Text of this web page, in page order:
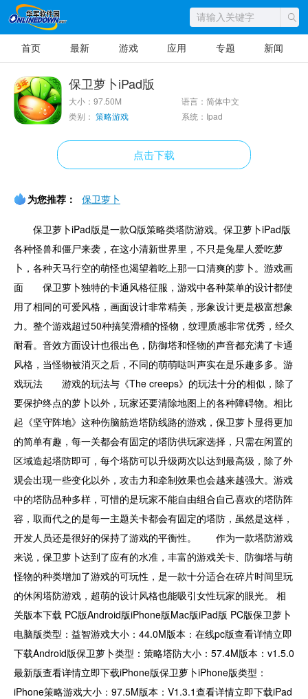
首页 最新 游戏 应用 专题 新闻
保卫萝卜iPad版
大小：97.50M
语言：简体中文
类别： 策略游戏 系统：Ipad
点击下载
为您推荐： 保卫萝卜
保卫萝卜iPad版是一款Q版策略类塔防游戏。保卫萝卜iPad版
各种怪兽和僵尸来袭，在这小清新世界里，不只是兔星人爱吃萝
卜，各种天马行空的萌怪也渴望着吃上那一口清爽的萝卜。游戏画
面 保卫萝卜独特的卡通风格征服，游戏中各种菜单的设计都使
用了相同的可爱风格，画面设计非常精美，形象设计更是极富想象
力。整个游戏超过50种搞笑滑稽的怪物，纹理质感非常优秀，经久
耐看。音效方面设计也很出色，防御塔和怪物的声音都充满了卡通
风格，当怪物被消灭之后，不同的萌萌哒叫声实在是乐趣多多。游
戏玩法 游戏的玩法与《The creeps》的玩法十分的相似，除了
要保护终点的萝卜以外，玩家还要清除地图上的各种障碍物。相比
起《坚守阵地》这种伤脑筋造塔防线路的游戏，保卫萝卜显得更加
的简单有趣，每一关都会有固定的塔防供玩家选择，只需在闲置的
区域造起塔防即可，每个塔防可以升级两次以达到最高级，除了外
观会出现一些变化以外，攻击力和牵制效果也会越来越强大。游戏
中的塔防品种多样，可惜的是玩家不能自由组合自己喜欢的塔防阵
容，取而代之的是每一主题关卡都会有固定的塔防，虽然是这样，
开发人员还是很好的保持了游戏的平衡性。 作为一款塔防游戏
来说，保卫萝卜达到了应有的水准，丰富的游戏关卡、防御塔与萌
怪物的种类增加了游戏的可玩性，是一款十分适合在碎片时间里玩
的休闲塔防游戏，超萌的设计风格也能吸引女性玩家的眼光。 相
关版本下载 PC版Android版iPhone版Mac版iPad版 PC版保卫萝卜
电脑版类型：益智游戏大小：44.0M版本：在线pc版查看详情立即
下载Android版保卫萝卜类型：策略塔防大小：57.4M版本：v1.5.0
最新版查看详情立即下载iPhone版保卫萝卜iPhone版类型：
iPhone策略游戏大小：97.5M版本：V1.3.1查看详情立即下载iPad